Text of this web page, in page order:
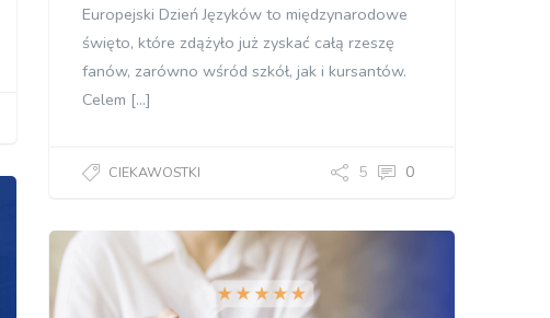
Europejski Dzień Języków to międzynarodowe
święto, które zdążyło już zyskać całą rzeszę
fanów, zarówno wśród szkół, jak i kursantów.
Celem […]
CIEKAWOSTKI 5 0